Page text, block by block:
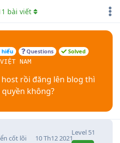
hiểu Questions
Solved
VIỆT NAM
rồi đăng lên blog thì
không?
bài viết
cốt lõi
Level 51
10 Th12 2021